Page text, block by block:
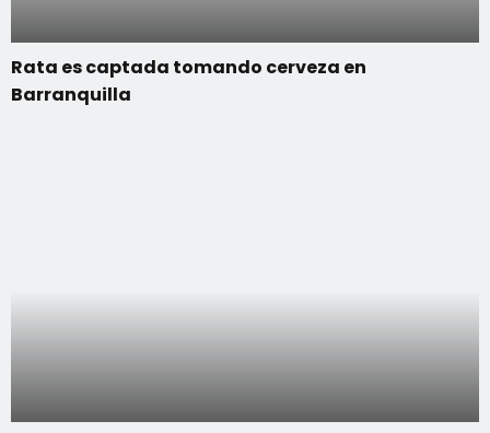
Rata es captada tomando cerveza en
Barranquilla